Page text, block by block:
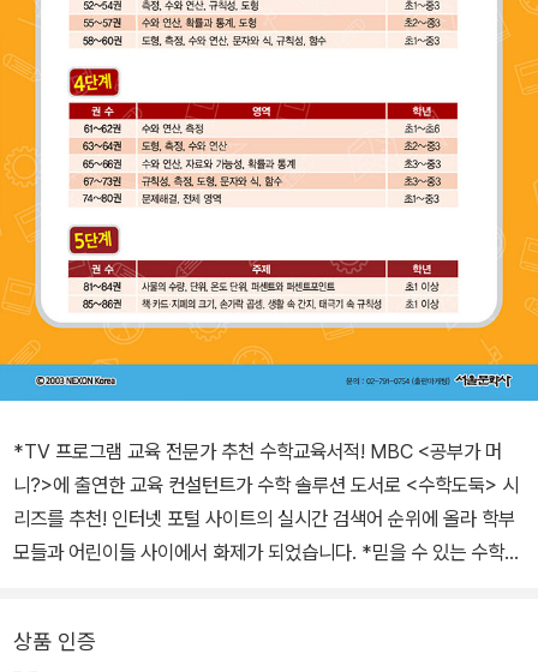
*TV 프로그램 교육 전문가 추천 수학교육서적! MBC <공부가 머
니?>에 출연한 교육 컨설턴트가 수학 솔루션 도서로 <수학도둑> 시
리즈를 추천! 인터넷 포털 사이트의 실시간 검색어 순위에 올라 학부
모들과 어린이들 사이에서 화제가 되었습니다. *믿을 수 있는 수학
및 박사. 한국개발연구원(KDI) 선임연구원, 교육부 멀티미디어 교육
상품 인증